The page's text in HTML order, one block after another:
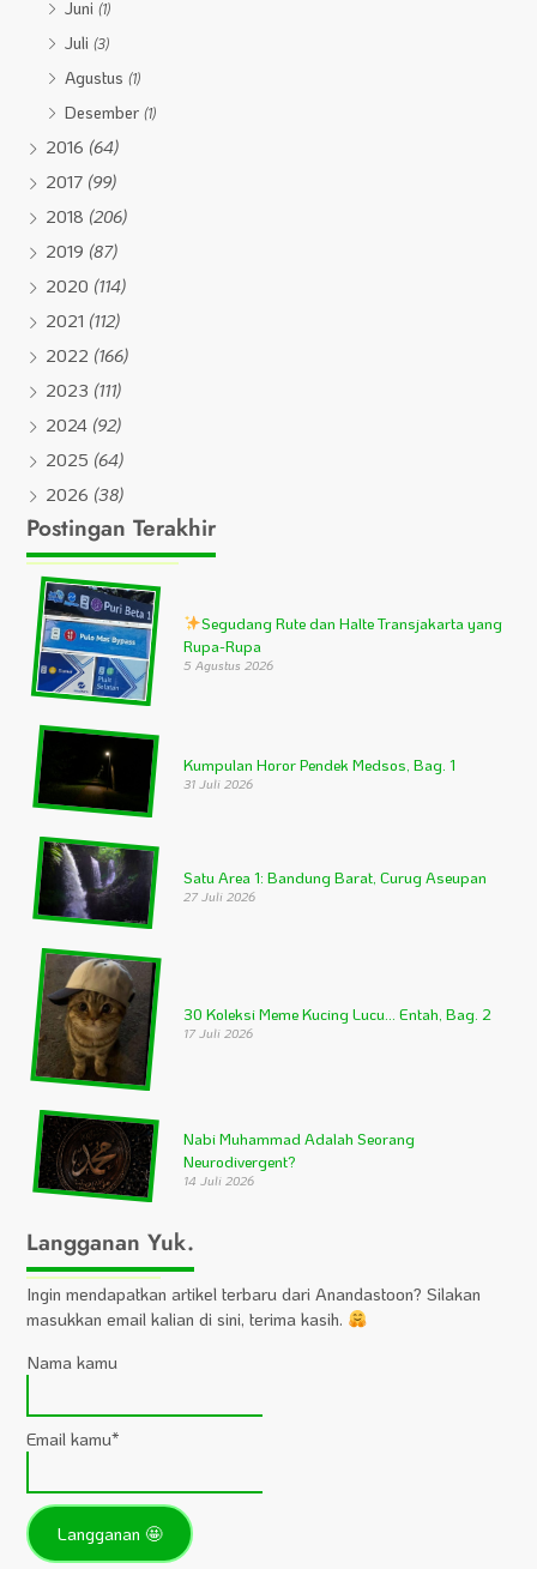
Juni(1)
Juli(3)
Agustus(1)
Desember(1)
2016 (64)
2017 (99)
2018 (206)
2019 (87)
2020 (114)
2021 (112)
2022 (166)
2023 (111)
2024 (92)
2025 (64)
2026 (38)
Postingan Terakhir
Segudang Rute dan Halte Transjakarta yang
Rupa-Rupa
5 Agustus 2026
Kumpulan Horor Pendek Medsos, Bag. 1
31 Juli 2026
Satu Area 1: Bandung Barat, Curug Aseupan
27 Juli 2026
30 Koleksi Meme Kucing Lucu… Entah, Bag. 2
17 Juli 2026
Nabi Muhammad Adalah Seorang
Neurodivergent?
14 Juli 2026
Langganan Yuk.
Ingin mendapatkan artikel terbaru dari Anandastoon? Silakan
masukkan email kalian di sini, terima kasih.
Nama kamu
Email kamu*